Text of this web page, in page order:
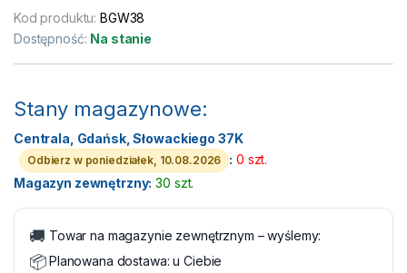
Kod produktu:BGW38
Dostępność: Na stanie
Stany magazynowe:
Centrala, Gdańsk, Słowackiego 37K
Odbierz w poniedziałek, 10.08.2026 : 0 szt.
Magazyn zewnętrzny: 30 szt.
🚚 Towar na magazynie zewnętrznym – wyślemy:
📦Planowana dostawa:u Ciebie